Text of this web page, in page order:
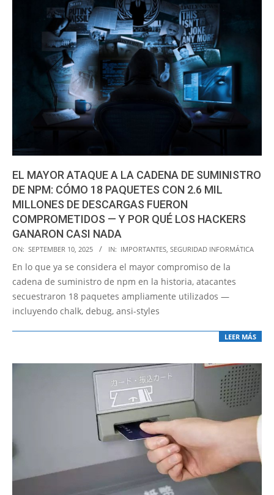
EL MAYOR ATAQUE A LA CADENA DE SUMINISTRO
DE NPM: CÓMO 18 PAQUETES CON 2.6 MIL
MILLONES DE DESCARGAS FUERON
COMPROMETIDOS — Y POR QUÉ LOS HACKERS
GANARON CASI NADA
2025-
09-
10
ON: SEPTEMBER 10, 2025 IN: IMPORTANTES, SEGURIDAD INFORMÁTICA
En lo que ya se considera el mayor compromiso de la
cadena de suministro de npm en la historia, atacantes
secuestraron 18 paquetes ampliamente utilizados —
incluyendo chalk, debug, ansi-styles
LEER MÁS